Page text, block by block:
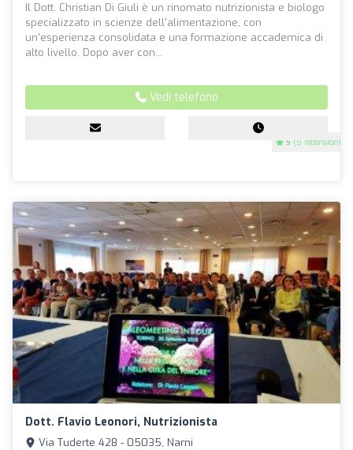
5 (5 recensioni)
Il Dott. Christian Di Giuli è un rinomato nutrizionista e biologo
specializzato in scienze dell'alimentazione, con
un'esperienza consolidata e una formazione accademica di
alto livello. Dopo aver con...
Vedi telefono
Dott. Flavio Leonori, Nutrizionista
Via Tuderte 428 - 05035, Narni